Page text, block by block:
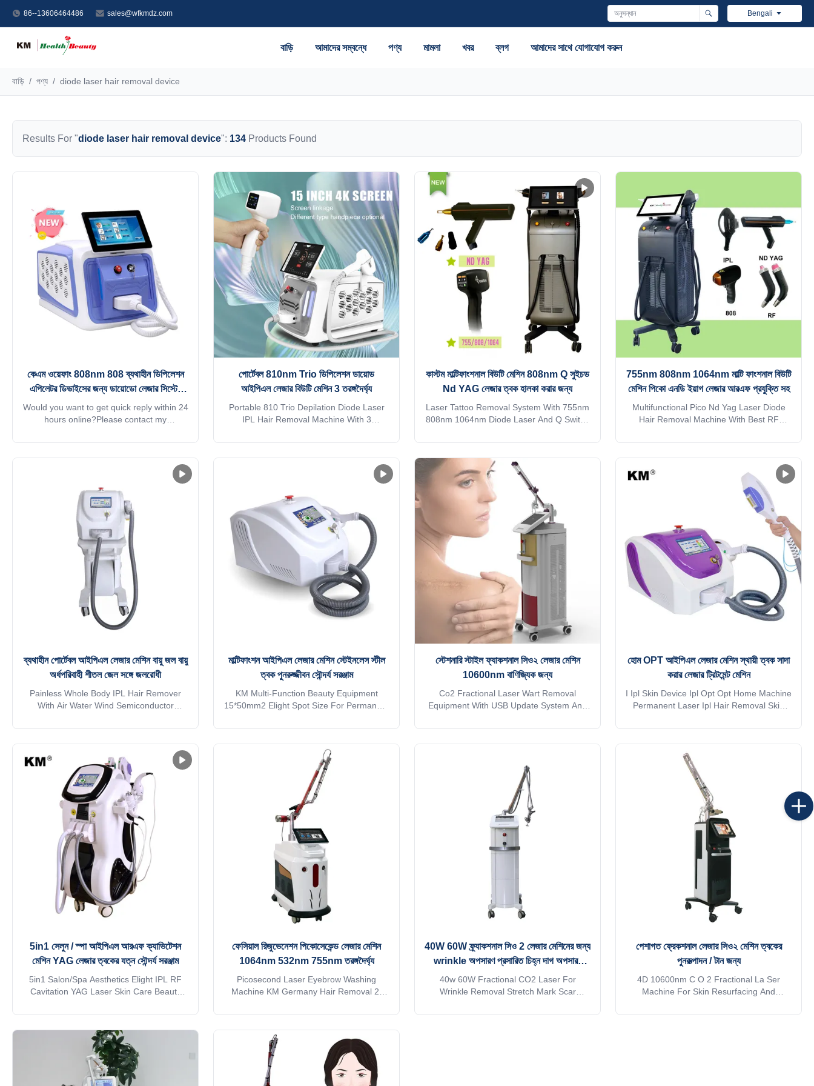
86--13606464486 sales@wfkmdz.com Bengali
বাড়ি আমাদের সম্বন্ধে পণ্য মামলা খবর ব্লগ আমাদের সাথে যোগাযোগ করুন
বাড়ি / পণ্য / diode laser hair removal device
Results For "diode laser hair removal device": 134 Products Found
কেএম ওয়েফাং 808nm 808 ব্যথাহীন ডিপিলেশন
এপিলেটর ডিভাইসের জন্য ডায়োডো লেজার সিস্টেম
ইংরেজি
Would you want to get quick reply within 24
hours online?Please contact my
+8613792693152The professional
machine is use for beauty salon, spa, clinic
ect. We can offer OEM/ODM for our
distributors.KM Ice laser hair removal
feature:1. Germany TUV, ISO13485,
ROHS, MDSAP, Australia TGA approved.2.
No pigmentation. Suitable for any kind of
skin and hairs. Safe and Fast.3.
Continuous working 12h: Air+water+unique
designed TEC cooling system, controls
পোর্টেবল 810nm Trio ডিপিলেশন ডায়োড
আইপিএল লেজার বিউটি মেশিন 3 তরঙ্গদৈর্ঘ্য
Portable 810 Trio Depilation Diode Laser
IPL Hair Removal Machine With 3
Professional OEM , ODM service for Ice
laser machine 1)In stock 12 hours delivery
machine, make it be your and your client's
shell and add it to the system as a
welcome interface. Make it exclusive in the
world. 4) Add any language into the
machine system, according to you and
your client's
কাস্টম মাল্টিফাংশনাল বিউটি মেশিন 808nm Q সুইচড
Nd YAG লেজার ত্বক হালকা করার জন্য
Laser Tattoo Removal System With 755nm
808nm 1064nm Diode Laser And Q Switch
15years manufacturer. The 15th year gold
supplier on alibaba TUV, ISO 13485,
ROHS, TGA approve Do you want to get
quick reply online? Free Shipping is sea
transportation . Need other mode of
transport, please kindly contact sales.
Thank you so much Products Description
OEM Services Free 1)logo can help add on
welcome screen and machine case for free
2) 36
755nm 808nm 1064nm মাল্টি ফাংশনাল বিউটি
মেশিন পিকো এনডি ইয়াগ লেজার আরএফ প্রযুক্তি সহ
Multifunctional Pico Nd Yag Laser Diode
Hair Removal Machine With Best RF
manufacturer. The 15th year gold supplier
on alibaba TUV, ISO 13485, ROHS, TGA
approve Do you want to get quick reply
online? Free Shipping is sea transportation
. Need other mode of transport, please
kindly contact sales. Thank you so much
Products Description OEM Services Free
1)logo can help add on welcome screen
and machine case for free 2) 36 different
languages can
ব্যথাহীন পোর্টেবল আইপিএল লেজার মেশিন বায়ু জল বায়ু
অর্ধপরিবাহী শীতল জেল সঙ্গে জলরোধী
Painless Whole Body IPL Hair Remover
With Air Water Wind Semiconductor
Aesthetics 5in1 elight+ipl+rf+cavitation yag
laser skin care beauty equipment Come
here, built beauty ! This multifunction
machine—combine E-light, IPL, Permanent
hair removal , Skin rejuvenation, wrinkle
removal, pigment removal. Products
Description Application of beauty
equipments: 1> E-light(IPL&RF) for hair
removal, freckles removal, skin
rejuvenation,skin
মাল্টিফাংশন আইপিএল লেজার মেশিন স্টেইনলেস স্টীল
ত্বক পুনরুজ্জীবন সৌন্দর্য সরঞ্জাম
KM Multi-Function Beauty Equipment
15*50mm2 Elight Spot Size For Permanent
Aesthetics 5in1 elight+ipl+rf+cavitation yag
laser skin care beauty equipment Come
here, built beauty ! This multifunction
machine—combine E-light, IPL, Permanent
hair removal , Skin rejuvenation, wrinkle
removal, pigment removal. Products
Description Application of beauty
equipments: 1> E-light(IPL&RF) for hair
removal, freckles removal, skin
rejuvenation,skin
স্টেশনারি স্টাইল ফ্যাকশনাল সিও২ লেজার মেশিন
10600nm বাণিজ্যিক জন্য
Co2 Fractional Laser Wart Removal
Equipment With USB Update System And
Fractional co2 laser Theory: This
technology is known as Fractional
and heat decomposition), the 10.6μm far-
infrared laser will evenly mark with tiny
holes, and then cause a series biochemical
reactions inside the skin, thus to reach the
results of skin lifting & resurfacing,
pigments and scar removal, etc, finally let
the
হোম OPT আইপিএল লেজার মেশিন স্থায়ী ত্বক সাদা
করার লেজার ট্রিটমেন্ট মেশিন
I Ipl Skin Device Ipl Opt Opt Home Machine
Permanent Laser Ipl Hair Removal Skin
Description 90% customer choose intense
pulsed light/ipl machines/ipl hair removal
Multilanguages+Easy plug+USB
updating+Five safety+Remote control Hair
removal with big spot size handle.
Application of IPL machine: 1. Smooth
wrinkles, face-lifting 2. Deep flecks,
epidermis flecks or pigment treating the
telangiectasis 3. Promote collagen to grow,
strengthen
5in1 সেলুন / স্পা আইপিএল আরএফ ক্যাভিটেশন
মেশিন YAG লেজার ত্বকের যত্ন সৌন্দর্য সরঞ্জাম
5in1 Salon/Spa Aesthetics Elight IPL RF
Cavitation YAG Laser Skin Care Beauty
Aesthetics 5in1 elight+ipl+rf+cavitation yag
laser skin care beauty equipment Come
here, built beauty ! This multifunction
machine—combine E-light, IPL, Cavitation,
Bipolar RF,1064&532nm ND Yag laser into
one machine, so that you could get 5
ফেসিয়াল রিজুভেনেশন পিকোসেকেন্ড লেজার মেশিন
1064nm 532nm 755nm তরঙ্গদৈর্ঘ্য
Picosecond Laser Eyebrow Washing
Machine KM Germany Hair Removal 2-
Description Treatment Theropy:
Picosecond laser uses very short pulse
output mode, instead of thermal effect, by
the principle of light mechanical shock
wave, pigment is "shattered" into finely
granular via focused energy, are more
40W 60W ফ্র্যাকশনাল সিও 2 লেজার মেশিনের জন্য
wrinkle অপসারণ প্রসারিত চিহ্ন দাগ অপসারণ
tightening
40w 60W Fractional CO2 Laser For
Wrinkle Removal Stretch Mark Scar
CHOOSE US Professional OEM , ODM
পেশাগত ফ্রেকশনাল লেজার সিও২ মেশিন ত্বকের
পুনরুত্পাদন / টান জন্য
4D 10600nm C O 2 Fractional La Ser
Machine For Skin Resurfacing And
OEM , ODM service for Ice laser machine